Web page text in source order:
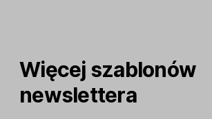
Więcej szablonów
newslettera